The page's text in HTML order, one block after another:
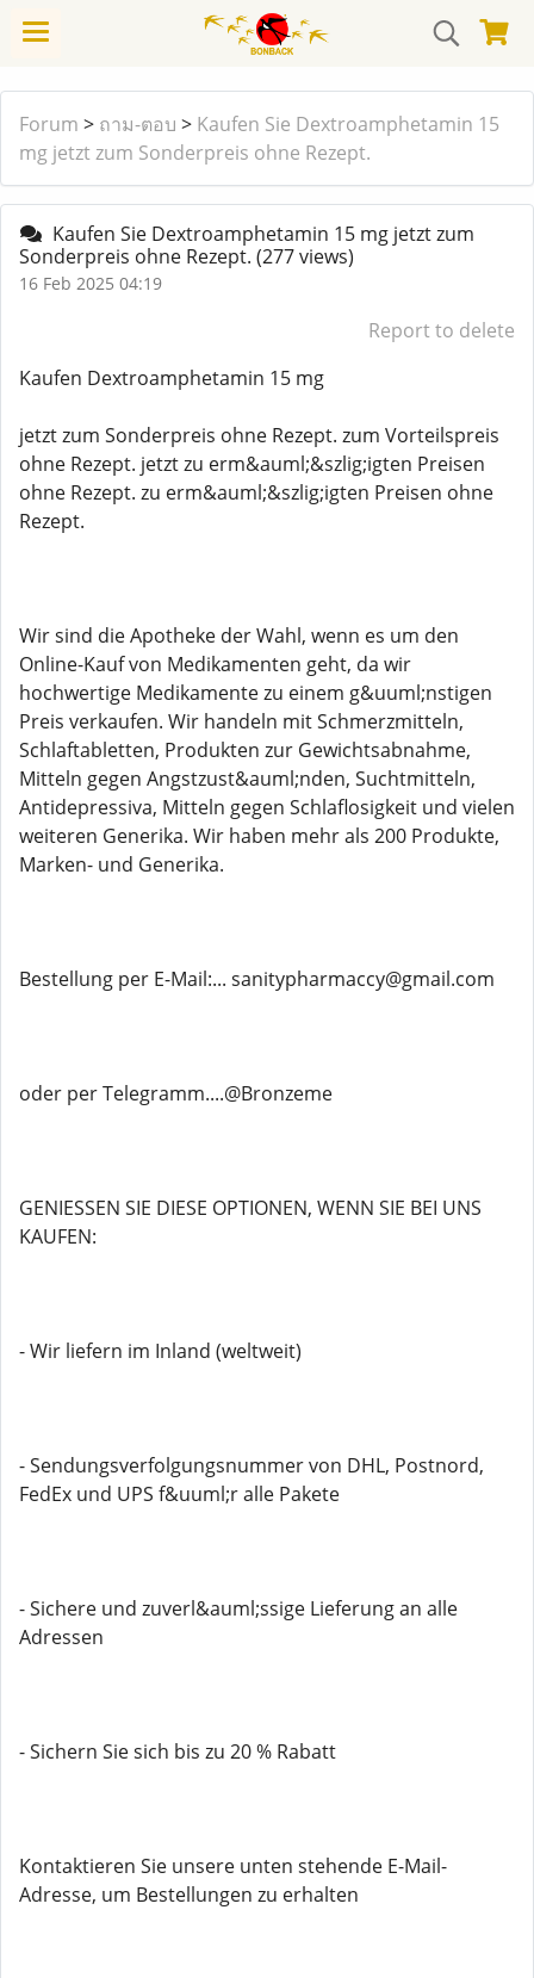
Forum > ถาม-ตอบ > Kaufen Sie Dextroamphetamin 15
mg jetzt zum Sonderpreis ohne Rezept.
Kaufen Sie Dextroamphetamin 15 mg jetzt zum
Sonderpreis ohne Rezept. (277 views)
16 Feb 2025 04:19
Report to delete
Kaufen Dextroamphetamin 15 mg
jetzt zum Sonderpreis ohne Rezept. zum Vorteilspreis
ohne Rezept. jetzt zu erm&auml;&szlig;igten Preisen
ohne Rezept. zu erm&auml;&szlig;igten Preisen ohne
Rezept.
Wir sind die Apotheke der Wahl, wenn es um den
Online-Kauf von Medikamenten geht, da wir
hochwertige Medikamente zu einem g&uuml;nstigen
Preis verkaufen. Wir handeln mit Schmerzmitteln,
Schlaftabletten, Produkten zur Gewichtsabnahme,
Mitteln gegen Angstzust&auml;nden, Suchtmitteln,
Antidepressiva, Mitteln gegen Schlaflosigkeit und vielen
weiteren Generika. Wir haben mehr als 200 Produkte,
Marken- und Generika.
Bestellung per E-Mail:... sanitypharmaccy@gmail.com
oder per Telegramm....@Bronzeme
GENIESSEN SIE DIESE OPTIONEN, WENN SIE BEI ​​​​UNS
KAUFEN:
- Wir liefern im Inland (weltweit)
- Sendungsverfolgungsnummer von DHL, Postnord,
FedEx und UPS f&uuml;r alle Pakete
- Sichere und zuverl&auml;ssige Lieferung an alle
Adressen
- Sichern Sie sich bis zu 20 % Rabatt
Kontaktieren Sie unsere unten stehende E-Mail-
Adresse, um Bestellungen zu erhalten